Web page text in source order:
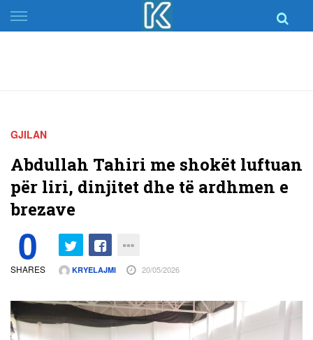
Skip
to
GJILAN
Abdullah Tahiri me shokët luftuan
për liri, dinjitet dhe të ardhmen e
brezave
0
SHARES KRYELAJMI 20/05/2026